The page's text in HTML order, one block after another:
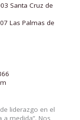
Santa Cruz de
Las Palmas de
liderazgo en el
a medida”. Nos